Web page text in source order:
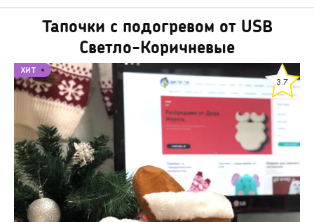
Тапочки с подогревом от USB
Светло-Коричневые
3.7